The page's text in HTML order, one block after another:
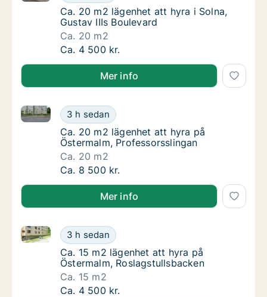
Ca. 20 m2 lägenhet att hyra i Solna, Gustav
Ca. 20 m2 lägenhet att hyra i Solna,
Gustav IIIs Boulevard
Ca. 20 m2
Ca. 20 m2 lägenhet att hyra i Solna, Gustav
Ca. 4 500 kr.
Mer info
Ca. 20 m2 lägenhet att hyra på Östermalm,
3 h sedan
Ca. 20 m2 lägenhet att hyra på Östermalm,
Ca. 20 m2 lägenhet att hyra på Östermalm,
Ca. 20 m2 lägenhet att hyra på
Östermalm, Professorsslingan
Ca. 20 m2
Ca. 20 m2 lägenhet att hyra på Östermalm,
Ca. 8 500 kr.
Mer info
Ca. 15 m2 lägenhet att hyra på Östermalm,
3 h sedan
Ca. 15 m2 lägenhet att hyra på Östermalm,
Ca. 15 m2 lägenhet att hyra på Östermalm,
Ca. 15 m2 lägenhet att hyra på
Östermalm, Roslagstullsbacken
Ca. 15 m2
Ca. 15 m2 lägenhet att hyra på Östermalm,
Ca. 4 500 kr.